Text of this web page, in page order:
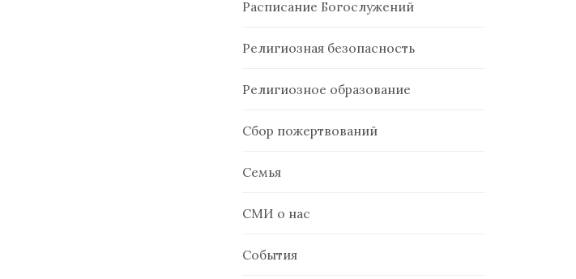
Расписание Богослужений
Религиозная безопасность
Религиозное образование
Сбор пожертвований
Семья
СМИ о нас
События